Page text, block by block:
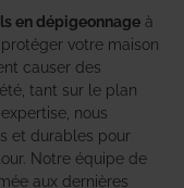
en dépigeonnage à
votre maison
causer des
tant sur le plan
nous
et durables pour
Notre équipe de
aux dernières